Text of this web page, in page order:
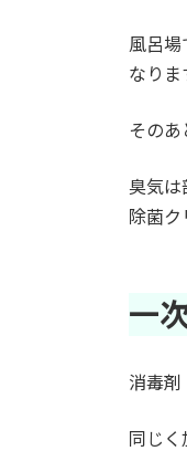
風呂場
なりま
そのあ
臭気は
除菌ク
一
消毒剤
同じ